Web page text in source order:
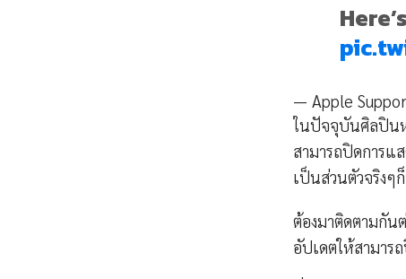
— Apple
ในปัจจุบันศิลปินห
สามารถปิดการแ
เป็นส่วนตัวจริงๆ
ต้องมาติดตามกัน
อัปเดตให้สามาร